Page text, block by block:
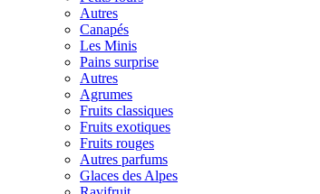
Autres
Canapés
Les Minis
Pains surprise
Autres
Agrumes
Fruits classiques
Fruits exotiques
Fruits rouges
Autres parfums
Glaces des Alpes